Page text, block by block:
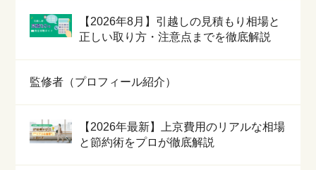
【2026年8月】引越しの見積もり相場と
正しい取り方・注意点までを徹底解説
監修者（プロフィール紹介）
【2026年最新】上京費用のリアルな相場
と節約術をプロが徹底解説